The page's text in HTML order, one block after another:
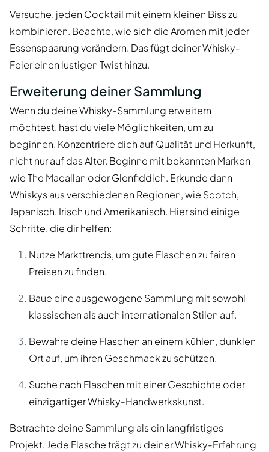
Versuche, jeden Cocktail mit einem kleinen Biss zu
kombinieren. Beachte, wie sich die Aromen mit jeder
Essenspaarung verändern. Das fügt deiner Whisky-
Feier einen lustigen Twist hinzu.
Erweiterung deiner Sammlung
Wenn du deine Whisky-Sammlung erweitern
möchtest, hast du viele Möglichkeiten, um zu
beginnen. Konzentriere dich auf Qualität und Herkunft,
nicht nur auf das Alter. Beginne mit bekannten Marken
wie The Macallan oder Glenfiddich. Erkunde dann
Whiskys aus verschiedenen Regionen, wie Scotch,
Japanisch, Irisch und Amerikanisch. Hier sind einige
Schritte, die dir helfen:
Nutze Markttrends, um gute Flaschen zu fairen
Preisen zu finden.
Baue eine ausgewogene Sammlung mit sowohl
klassischen als auch internationalen Stilen auf.
Bewahre deine Flaschen an einem kühlen, dunklen
Ort auf, um ihren Geschmack zu schützen.
Suche nach Flaschen mit einer Geschichte oder
einzigartiger Whisky-Handwerkskunst.
Betrachte deine Sammlung als ein langfristiges
Projekt. Jede Flasche trägt zu deiner Whisky-Erfahrung